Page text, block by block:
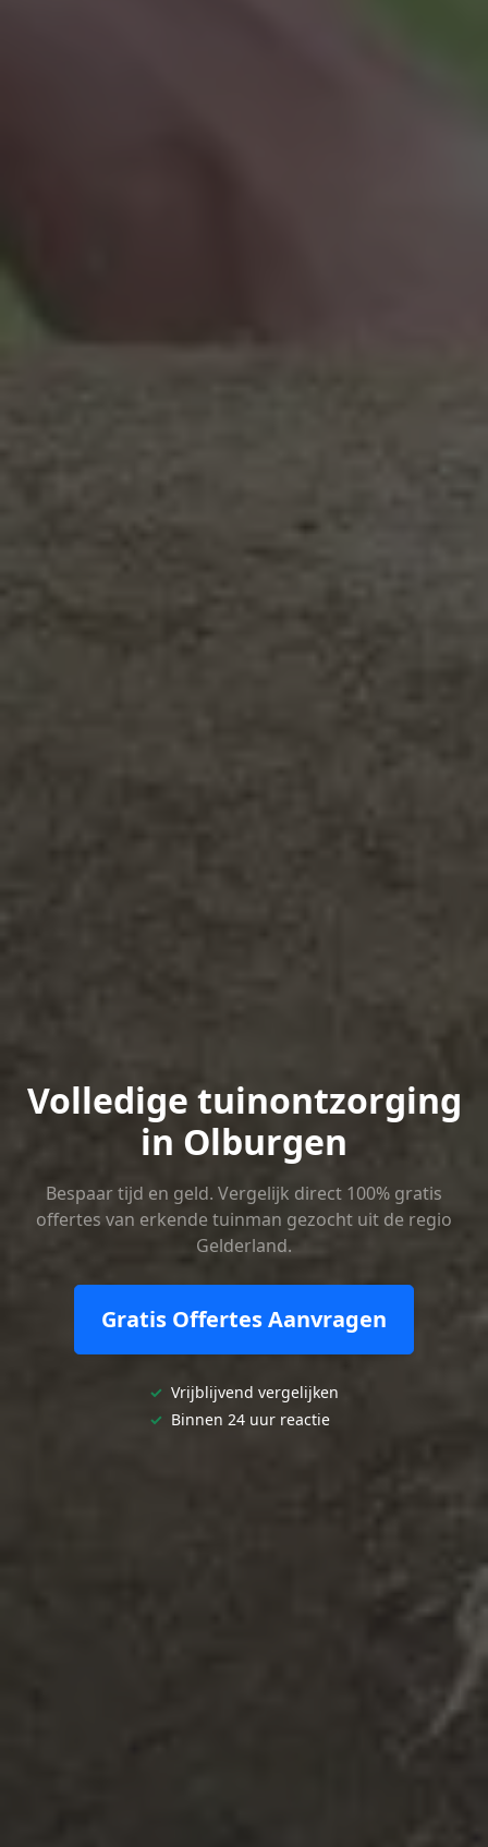
Volledige tuinontzorging
in Olburgen
Bespaar tijd en geld. Vergelijk direct 100% gratis
offertes van erkende tuinman gezocht uit de regio
Gelderland.
Gratis Offertes Aanvragen
✓ Vrijblijvend vergelijken
✓ Binnen 24 uur reactie